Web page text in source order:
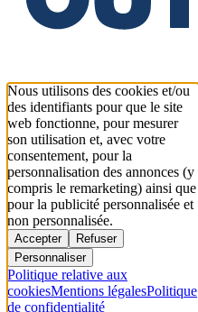
Nous utilisons des cookies et/ou
des identifiants pour que le site
web fonctionne, pour mesurer
son utilisation et, avec votre
consentement, pour la
personnalisation des annonces (y
compris le remarketing) ainsi que
pour la publicité personnalisée et
non personnalisée.
Accepter
Refuser
Personnaliser
Politique relative aux
cookiesMentions légalesPolitique
de confidentialité